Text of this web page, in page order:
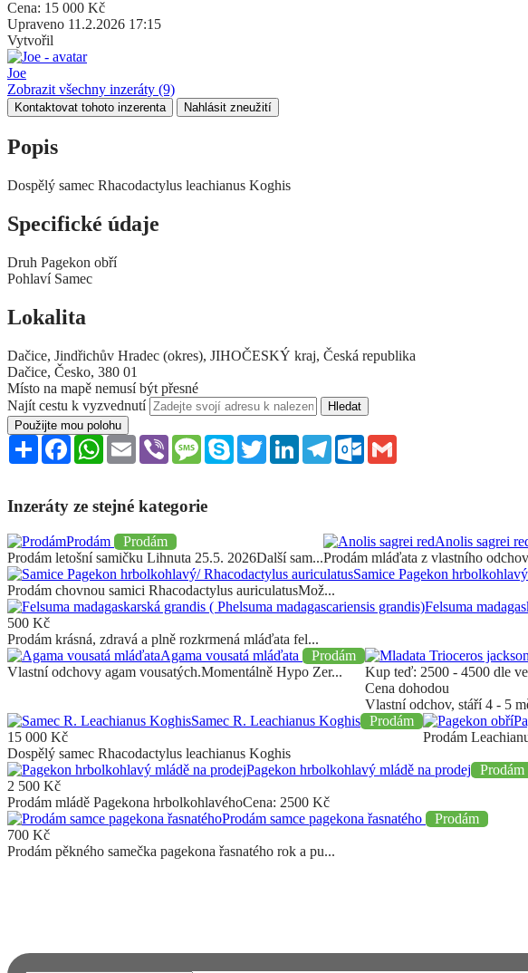
Cena: 15 000 Kč
Upraveno 11.2.2026 17:15
Vytvořil
Joe
Zobrazit všechny inzeráty (9)
Kontaktovat tohoto inzerenta Nahlásit zneužití
Popis
Dospělý samec Rhacodactylus leachianus Koghis
Specifické údaje
Druh Pagekon obří
Pohlaví Samec
Lokalita
Dačice, Jindřichův Hradec (okres), JIHOČESKÝ kraj, Česká republika
Dačice, Česko, 380 01
Místo na mapě nemusí být přesné
Najít cestu k vyzvednutí
Použijte mou polohu
Sdílet FacebookWhatsApp
Email Viber MessageSkype TwitterLinkedInTelegramOutlook.com
Inzeráty ze stejné kategorie
Prodám
Prodám
Prodám letošní samičku Lihnuta 25.5. 2026Další sam...
Anolis sagrei
Prodám mláďata z vlastního
Samice Pagekon
Prodám chovnou samici Rhacodactylus auriculatusMož...
Felsuma
500 Kč
Prodám krásná, zdravá a plně rozkrmená mláďata fel...
Agama vousatá mláďata
Prodám
Vlastní odchovy agam vousatých.Momentálně Hypo Zer...
Kup teď: 2500 - 4500 dle
Cena dohodou
Vlastní odchov, stáří 4 - 5
Samec R. Leachianus Koghis Prodám
15 000 Kč
Dospělý samec Rhacodactylus leachianus Koghis
Prodám
Pagekon hrbolkohlavý mládě na prodej
Prodám
2 500 Kč
Prodám mládě Pagekona hrbolkohlavéhoCena: 2500 Kč
Prodám samce pagekona řasnatého
Prodám
700 Kč
Prodám pěkného samečka pagekona řasnatého rok a pu...